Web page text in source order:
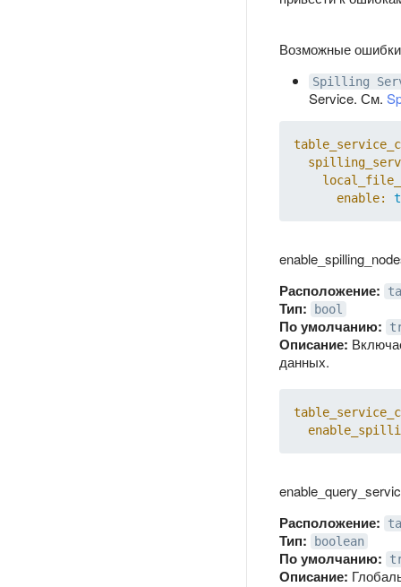
Возможные ошибки
Spilling
Service. См.
enable:
Расположение:
Тип: bool
По умолчанию:
Описание:
данных.
Расположение:
Тип: boolean
По умолчанию:
Описание: